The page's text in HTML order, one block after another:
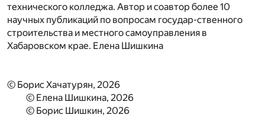
технического колледжа. Автор и соавтор более 10
научных публикаций по вопросам государ-ственного
строительства и местного самоуправления в
Хабаровском крае. Елена Шишкина
© Борис Хачатурян, 2026
© Елена Шишкина, 2026
© Борис Шишкин, 2026